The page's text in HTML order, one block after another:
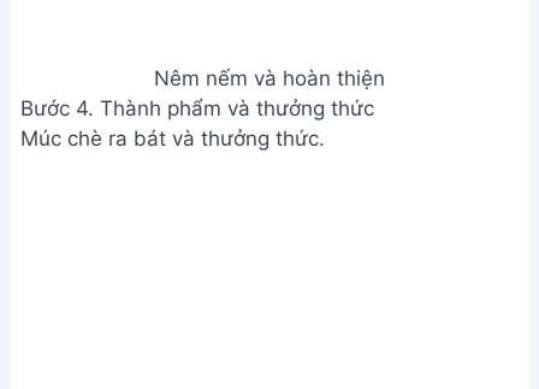
Nêm nếm và hoàn thiện
Bước 4. Thành phẩm và thưởng thức
Múc chè ra bát và thưởng thức.